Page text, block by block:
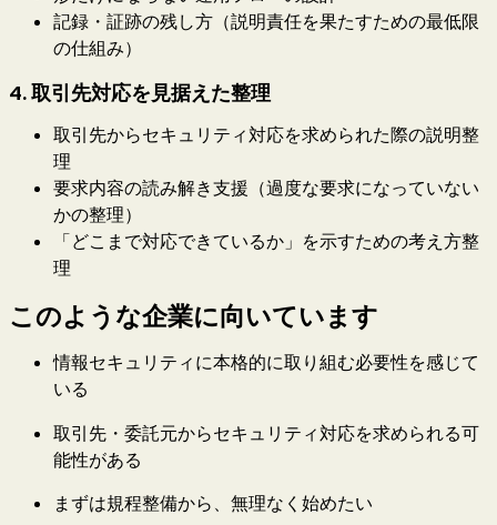
記録・証跡の残し方（説明責任を果たすための最低限
の仕組み）
4. 取引先対応を見据えた整理
取引先からセキュリティ対応を求められた際の説明整
理
要求内容の読み解き支援（過度な要求になっていない
かの整理）
「どこまで対応できているか」を示すための考え方整
理
このような企業に向いています
情報セキュリティに本格的に取り組む必要性を感じて
いる
取引先・委託元からセキュリティ対応を求められる可
能性がある
まずは規程整備から、無理なく始めたい